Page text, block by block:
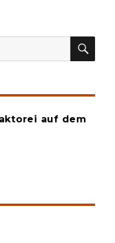
auf dem